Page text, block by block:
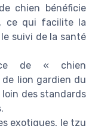
chien bénéficie
ce qui facilite la
suivi de la santé
de « chien
lion gardien du
des standards
exotiques, le tzu